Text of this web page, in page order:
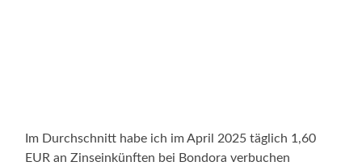
Im Durchschnitt habe ich im April 2025 täglich 1,60
EUR an Zinseinkünften bei Bondora verbuchen